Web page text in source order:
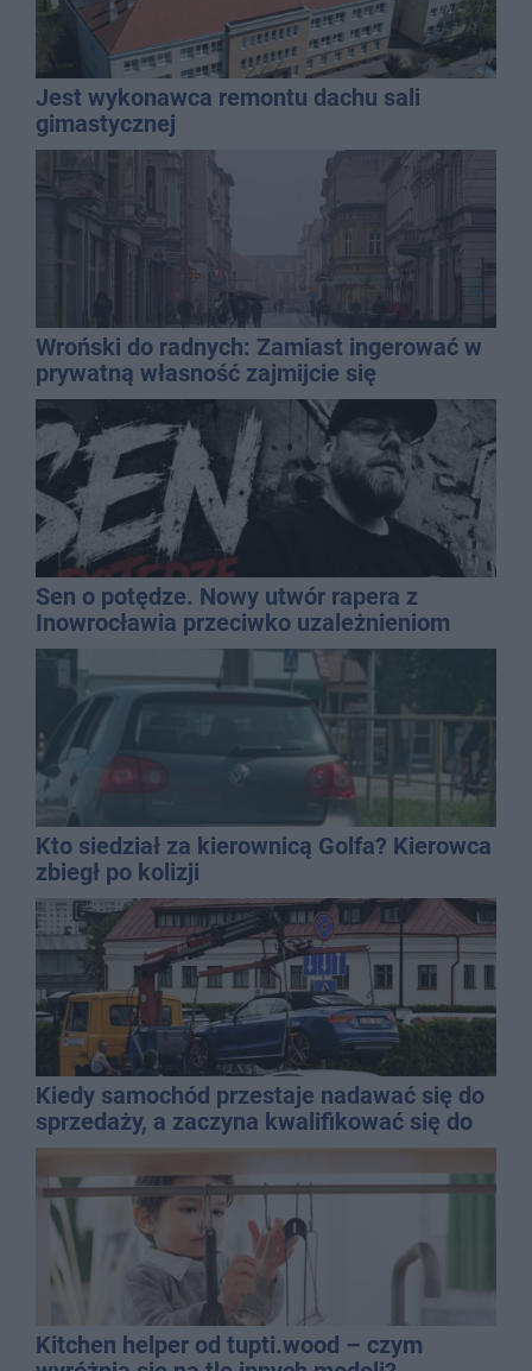
Jest wykonawca remontu dachu sali
gimastycznej
Wroński do radnych: Zamiast ingerować w
prywatną własność zajmijcie się
gospodarką
Sen o potędze. Nowy utwór rapera z
Inowrocławia przeciwko uzależnieniom
Kto siedział za kierownicą Golfa? Kierowca
zbiegł po kolizji
Kiedy samochód przestaje nadawać się do
sprzedaży, a zaczyna kwalifikować się do
kasacji?
Kitchen helper od tupti.wood – czym